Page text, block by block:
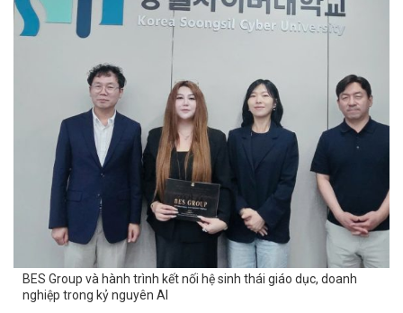
BES Group và hành trình kết nối hệ sinh thái giáo dục, doanh
nghiệp trong kỷ nguyên AI